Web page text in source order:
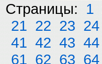
Страницы: 1
21 22 23 24
41 42 43 44
61 62 63 64